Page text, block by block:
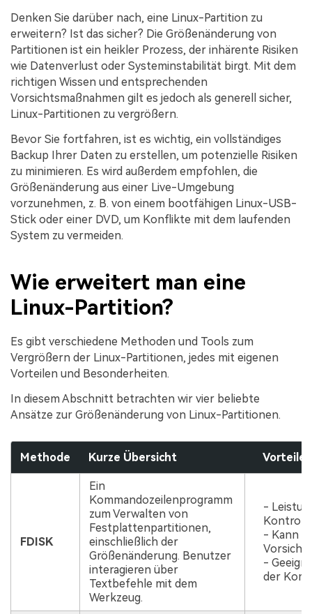
Denken Sie darüber nach, eine Linux-Partition zu
erweitern? Ist das sicher? Die Größenänderung von
Partitionen ist ein heikler Prozess, der inhärente Risiken
wie Datenverlust oder Systeminstabilität birgt. Mit dem
richtigen Wissen und entsprechenden
Vorsichtsmaßnahmen gilt es jedoch als generell sicher,
Linux-Partitionen zu vergrößern.
Bevor Sie fortfahren, ist es wichtig, ein vollständiges
Backup Ihrer Daten zu erstellen, um potenzielle Risiken
zu minimieren. Es wird außerdem empfohlen, die
Größenänderung aus einer Live-Umgebung
vorzunehmen, z. B. von einem bootfähigen Linux-USB-
Stick oder einer DVD, um Konflikte mit dem laufenden
System zu vermeiden.
Wie erweitert man eine
Linux-Partition?
Es gibt verschiedene Methoden und Tools zum
Vergrößern der Linux-Partitionen, jedes mit eigenen
Vorteilen und Besonderheiten.
In diesem Abschnitt betrachten wir vier beliebte
Ansätze zur Größenänderung von Linux-Partitionen.
Methode Kurze Übersicht Vorteile
FDISK
Ein
Kommandozeilenprogramm
zum Verwalten von
Festplattenpartitionen,
einschließlich der
Größenänderung. Benutzer
interagieren über
Textbefehle mit dem
Werkzeug.
-
- Kann
-
der